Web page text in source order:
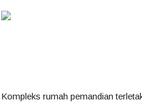
Kompleks rumah pemandian